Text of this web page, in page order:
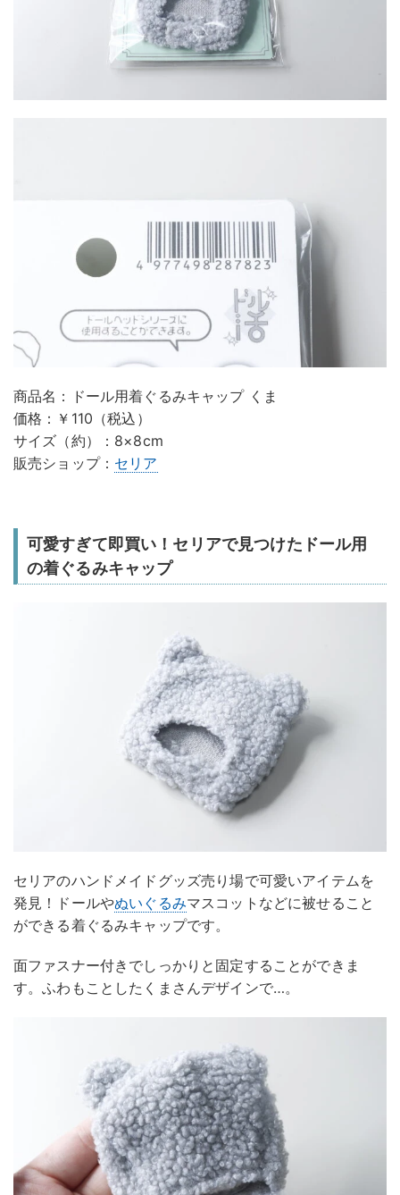
商品名：ドール用着ぐるみキャップ くま
価格：￥110（税込）
サイズ（約）：8×8cm
販売ショップ： セリア
可愛すぎて即買い！セリアで見つけたドール用
の着ぐるみキャップ
セリアのハンドメイドグッズ売り場で可愛いアイテムを
発見！ドールやぬいぐるみマスコットなどに被せること
ができる着ぐるみキャップです。
面ファスナー付きでしっかりと固定することができま
す。ふわもことしたくまさんデザインで…。